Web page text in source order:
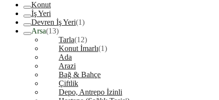
Konut
İş Yeri
Devren İş Yeri(1)
Arsa(13)
Tarla(12)
Konut İmarlı(1)
Ada
Arazi
Bağ & Bahçe
Çiftlik
Depo, Antrepo İzinli